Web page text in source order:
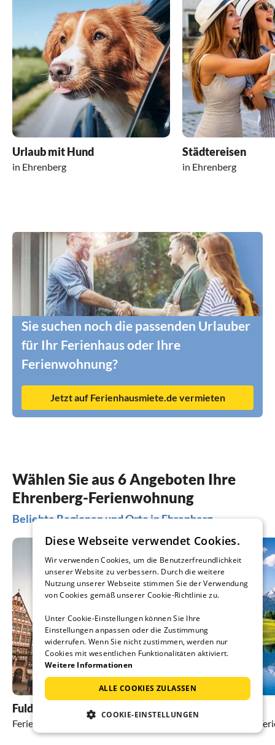
Urlaub mit Hund
in Ehrenberg
Städtereisen
in Ehrenberg
Sie suchen noch die passenden Urlauber
für Ihr Ferienhaus oder Ihre
Ferienwohnung?
Jetzt auf Ferienhausmiete.de vermieten
Wählen Sie aus 6 Angeboten Ihre
Ehrenberg-Ferienwohnung
Beliebte Regionen und Orte in Ehrenberg
Fulda
Ferienhäuser und Ferienwohnungen Ferienhäuser und
Diese Webseite verwendet Cookies.
Wir verwenden Cookies, um die Benutzerfreundlichkeit
unserer Website zu verbessern. Durch die weitere
Nutzung unserer Webseite stimmen Sie der Verwendung
von Cookies gemäß unserer Cookie-Richtlinie zu.
Unter Cookie-Einstellungen können Sie Ihre
Einstellungen anpassen oder die Zustimmung
widerrufen. Wenn Sie nicht zustimmen, werden nur
Cookies mit wesentlichen Funktionalitäten aktiviert.
Weitere Informationen
ALLE COOKIES ZULASSEN
COOKIE-EINSTELLUNGEN